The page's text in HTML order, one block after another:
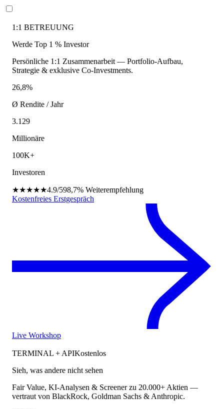
1:1 BETREUUNG
Werde Top 1 % Investor
Persönliche 1:1 Zusammenarbeit — Portfolio-Aufbau,
Strategie & exklusive Co-Investments.
26,8%
Ø Rendite / Jahr
3.129
Millionäre
100K+
Investoren
★★★★★4.9/598,7% Weiterempfehlung
Kostenfreies Erstgespräch
Live Workshop
TERMINAL + APIKostenlos
Sieh, was andere nicht sehen
Fair Value, KI-Analysen & Screener zu 20.000+ Aktien —
vertraut von BlackRock, Goldman Sachs & Anthropic.